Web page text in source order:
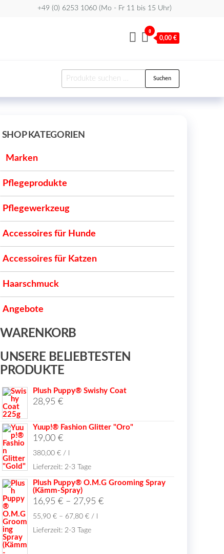
+49 (0) 6253 1060 (Mo - Fr 11 bis 15 Uhr)
0
0,00 €
Suchen
nach:
Suchen
SHOP KATEGORIEN
Marken
Pflegeprodukte
Pflegewerkzeug
Accessoires für Hunde
Accessoires für Katzen
Haarschmuck
Angebote
WARENKORB
UNSERE BELIEBTESTEN
PRODUKTE
Plush Puppy® Swishy Coat
28,95 €
Yuup!® Fashion Glitter "Oro"
19,00 €
380,00 € /
Lieferzeit: 2-3 Tage
Plush Puppy® O.M.G Grooming Spray
(Kämm-Spray)
16,95 € – 27,95 €
55,90 € – 67,80 € /
Lieferzeit: 2-3 Tage